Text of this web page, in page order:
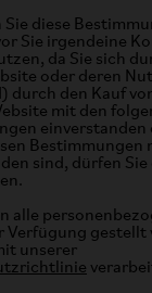
Sie diese
Sie irgendeine
da Sie sich
oder deren
durch den Kauf
mit den
einverstanden
Bestimmungen
sind, dürfen Sie
alle
Verfügung gestellt
unserer